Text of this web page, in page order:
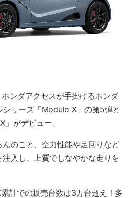
ンダアクセスが手掛けるホンダ
リーズ「Modulo X」の第5弾と
がデビュー。
のこと、空力性能や足回りなど
入し、上質でしなやかな走りを
計での販売台数は3万台超え！多